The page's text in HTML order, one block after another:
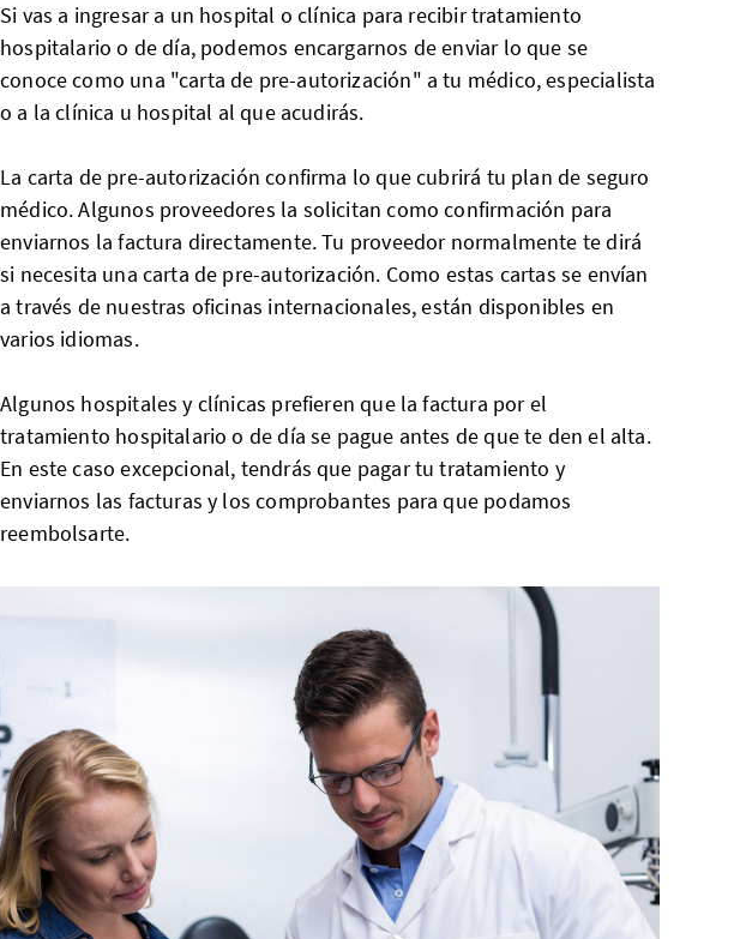
Si vas a ingresar a un hospital o clínica para recibir tratamiento
hospitalario o de día, podemos encargarnos de enviar lo que se
conoce como una "carta de pre-autorización" a tu médico, especialista
o a la clínica u hospital al que acudirás.
La carta de pre-autorización confirma lo que cubrirá tu plan de seguro
médico. Algunos proveedores la solicitan como confirmación para
enviarnos la factura directamente. Tu proveedor normalmente te dirá
si necesita una carta de pre-autorización. Como estas cartas se envían
a través de nuestras oficinas internacionales, están disponibles en
varios idiomas.
Algunos hospitales y clínicas prefieren que la factura por el
tratamiento hospitalario o de día se pague antes de que te den el alta.
En este caso excepcional, tendrás que pagar tu tratamiento y
enviarnos las facturas y los comprobantes para que podamos
reembolsarte.